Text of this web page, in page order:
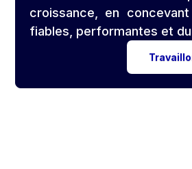
croissance, en
fiables, performantes et